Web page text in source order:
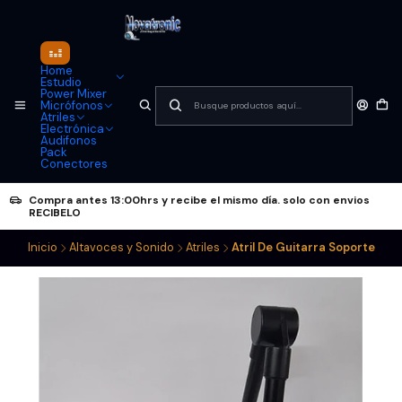
Home
Estudio
Power Mixer
Micrófonos
Atriles
Electrónica
Audifonos
Pack
Conectores
Compra antes 13:00hrs y recibe el mismo día. solo con envios
RECIBELO
Inicio Altavoces y Sonido Atriles Atril De Guitarra Soporte